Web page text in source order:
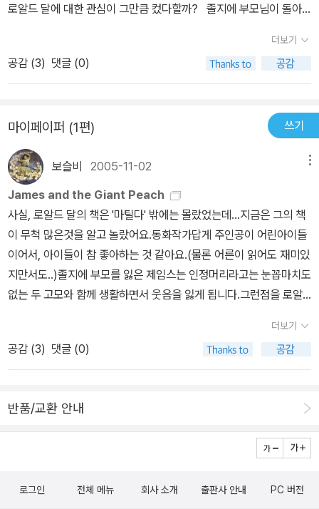
로알드 달에 대한 관심이 그만큼 컸다할까? 졸지에 부모님이 돌아
된 불쌍한 제임스. 그는 마치 해리포터가 온갖 구박을 받으면서 살아
가는 것처럼 이모들에게 온갖 구박을 받으며 어린 나이에 노동까지
하면서 살아간다. (그의 이모들은 심지어 그의 이름조차 부르지 않았
가 생겨나고 그 속에서 벌레 친구들(지렁이, 거미, 지네, 반딧불이, 무
당벌레)을 만나 괴로운 일상을 벗어나 모험을 시작한다. 이 책은 어
린이용 도서이다. 간간히 책 속에는 일러스트도 들어있기 때문에, 전
체적인 내용을 파악하기에 그렇게 어렵지 않다. 심지어 영어에 그렇
게 빈약한 내가 사전 없이도 80프로 이상의 내용을 이해했으니, 이
책 분명히 한 번 건들여볼만큼 만만한 책이다. 그러니 나처럼 영어에
자신이 없는 어른들이나, 영어 좀 한다하는 어린이들은 그렇게 어렵
지 않게 읽어갈 수 있을 것 같다. 이 외에 다른 책들도 원서로 있던데
그 책들도 한 번씩 접해봐야겠다. 읽는 것만으로도 행복해지는 로알
더보기
공감 (3) 댓글 (0)
마이페이퍼 (1편) 쓰기
보슬비 2005-11-02
James and the Giant Peach
사실, 로알드 달의 책은 '마틸다' 밖에는 몰랐었는데...지금은 그의 책
이 무척 많은것을 알고 놀랐어요.동화작가답게 주인공이 어린아이들
이어서, 아이들이 참 좋아하는 것 같아요.(물론 어른이 읽어도 재미있
지만서도..)졸지에 부모를 잃은 제임스는 인정머리라고는 눈꼽마치도
없는 두 고모와 함께 생활하면서 웃음을 잃게 됩니다.그런점을 로알
해줍니다.해맑게 웃던 제임스가 몇년사이에 웃음을 잃어버린 모습은
어찌보면 충격적이더군요.그런 제임스에게 우연히 큰 힘을 갖게되는
알갱이를 얻지만, 곧 잃어버리게 되요.하지만, 그래서 제임스는 더 좋
커다라진 곤충들 거미, 지네, 메뚜기, 지렁이, 무당벌레, 누에고치, 반
만, 슬기롭게 헤쳐나가고 하늘에 올라 어떻게 계절이 변화하는지에
의 잃어버린 웃음을 찾게되어요.그리고 제임스의 소원대로 제임스의
더보기
공감 (3) 댓글 (0)
반품/교환 안내
로그인 전체 메뉴 회사 소개 출판사 안내 PC 버전